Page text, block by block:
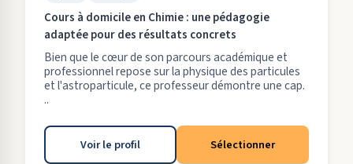
Cours à domicile en Chimie : une pédagogie
adaptée pour des résultats concrets
Bien que le cœur de son parcours académique et
professionnel repose sur la physique des particules
et l'astroparticule, ce professeur démontre une cap.
..
Voir le profil Sélectionner